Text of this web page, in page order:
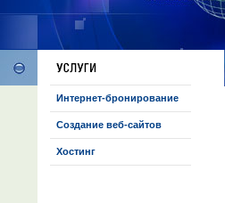
Интернет-бронирование
Создание веб-сайтов
Хостинг